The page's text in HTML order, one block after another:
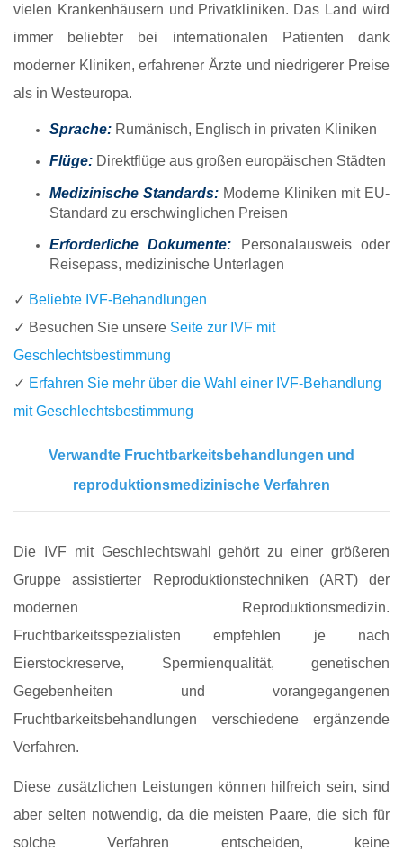
vielen Krankenhäusern und Privatkliniken. Das Land wird
immer beliebter bei internationalen Patienten dank
moderner Kliniken, erfahrener Ärzte und niedrigerer Preise
als in Westeuropa.
Sprache: Rumänisch, Englisch in privaten Kliniken
Flüge: Direktflüge aus großen europäischen Städten
Medizinische Standards: Moderne Kliniken mit EU-
Standard zu erschwinglichen Preisen
Erforderliche Dokumente:
Personalausweis oder
Reisepass, medizinische Unterlagen
✓ Beliebte IVF-Behandlungen
✓ Besuchen Sie unsere Seite zur IVF mit
Geschlechtsbestimmung
✓ Erfahren Sie mehr über die Wahl einer IVF-Behandlung
mit Geschlechtsbestimmung
Verwandte Fruchtbarkeitsbehandlungen und
reproduktionsmedizinische Verfahren
Die IVF mit Geschlechtswahl gehört zu einer größeren
Gruppe assistierter Reproduktionstechniken (ART) der
modernen Reproduktionsmedizin.
Fruchtbarkeitsspezialisten empfehlen je nach
Eierstockreserve, Spermienqualität, genetischen
Gegebenheiten und vorangegangenen
Fruchtbarkeitsbehandlungen verschiedene ergänzende
Verfahren.
Diese zusätzlichen Leistungen können hilfreich sein, sind
aber selten notwendig, da die meisten Paare, die sich für
solche Verfahren entscheiden, keine